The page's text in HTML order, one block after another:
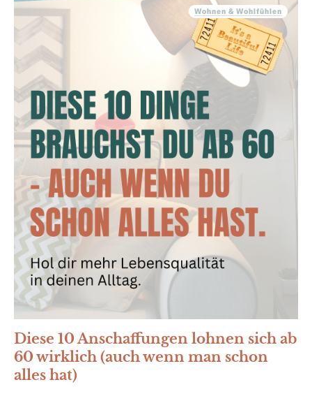
Wohnen & Wohlfühlen
Diese 10 Anschaffungen lohnen sich ab
60 wirklich (auch wenn man schon
alles hat)